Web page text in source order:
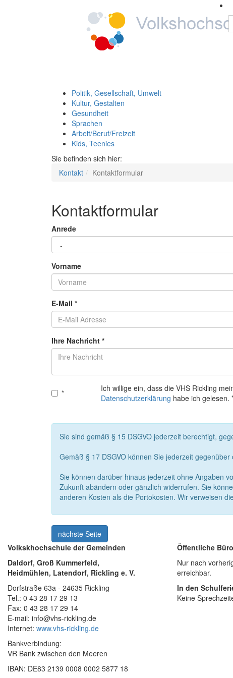
Politik, Gesellschaft, Umwelt
Kultur, Gestalten
Gesundheit
Sprachen
Arbeit/Beruf/Freizeit
Kids, Teenies
Sie befinden sich hier:
Kontakt
Kontaktformular
Kontaktformular
Anrede
Vorname
E-Mail *
Ihre Nachricht *
*
Ich willige ein, dass die VHS Rickling
Datenschutzerklärung habe ich gelesen.
Sie sind gemäß § 15 DSGVO jederzeit berechtigt,
Gemäß § 17 DSGVO können Sie jederzeit
Sie können darüber hinaus jederzeit ohne Angaben
Zukunft abändern oder gänzlich widerrufen. Sie
anderen Kosten als die Portokosten. Wir verweisen
nächste Seite
Volkskhochschule der Gemeinden
Daldorf, Groß Kummerfeld,
Heidmühlen, Latendorf, Rickling e. V.
Dorfstraße 63a - 24635 Rickling
Tel.: 0 43 28 17 29 13
Fax: 0 43 28 17 29 14
E-mail: info@vhs-rickling.de
Internet: www.vhs-rickling.de
Bankverbindung:
VR Bank zwischen den Meeren
IBAN: DE83 2139 0008 0002 5877 18
Öffentliche
Nur nach
erreichbar.
In den
Keine